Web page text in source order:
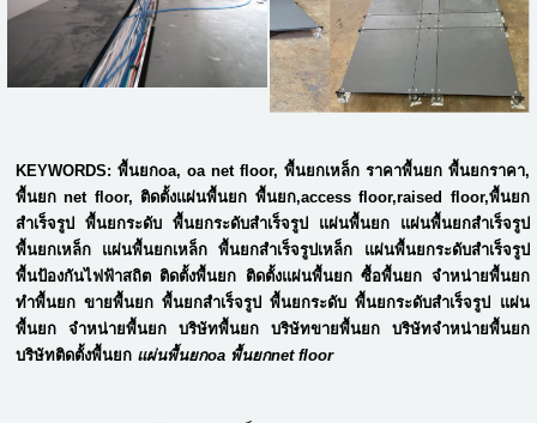
KEYWORDS: พื้นยกoa, oa net floor, พื้นยกเหล็ก ราคาพื้นยก พื้นยกราคา,
พื้นยก net floor, ติดตั้งแผ่นพื้นยก พื้นยก,access floor,raised floor,พื้นยก
สำเร็จรูป พื้นยกระดับ พื้นยกระดับสำเร็จรูป แผ่นพื้นยก แผ่นพื้นยกสำเร็จรูป
พื้นยกเหล็ก แผ่นพื้นยกเหล็ก พื้นยกสำเร็จรูปเหล็ก แผ่นพื้นยกระดับสำเร็จรูป
พื้นป้องกันไฟฟ้าสถิต ติดตั้งพื้นยก ติดตั้งแผ่นพื้นยก ซื้อพื้นยก จำหน่ายพื้นยก
ทำพื้นยก ขายพื้นยก พื้นยกสำเร็จรูป พื้นยกระดับ พื้นยกระดับสำเร็จรูป แผ่น
พื้นยก จำหน่ายพื้นยก บริษัทพื้นยก บริษัทขายพื้นยก บริษัทจำหน่ายพื้นยก
บริษัทติดตั้งพื้นยกแผ่นพื้นยกoa พื้นยกnet floor